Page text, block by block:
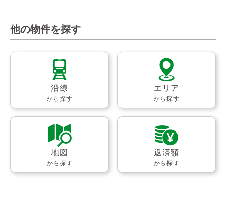
他の物件を探す
沿線
から探す
エリア
から探す
地図
から探す
返済額
から探す